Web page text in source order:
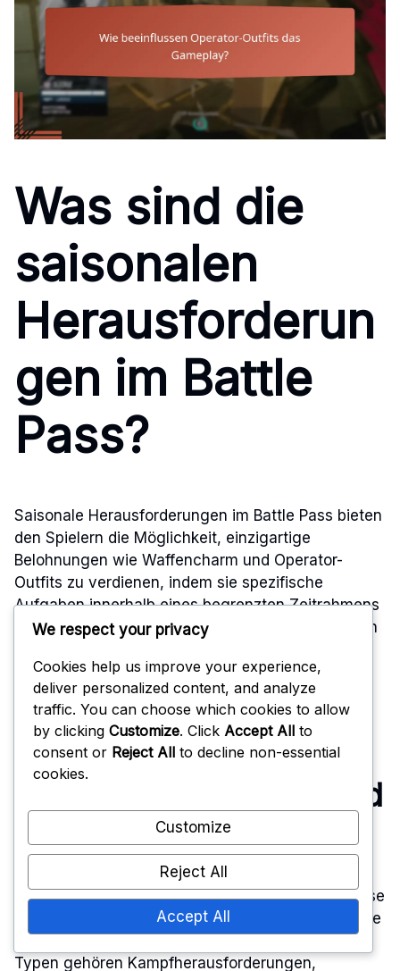
Was sind die
saisonalen
Herausforderun
gen im Battle
Pass?
Saisonale Herausforderungen im Battle Pass bieten
den Spielern die Möglichkeit, einzigartige
Belohnungen wie Waffencharm und Operator-
Outfits zu verdienen, indem sie spezifische
Aufgaben innerhalb eines begrenzten Zeitrahmens
abschließen. Diese Herausforderungen verbessern
sich mit verschiedenen Spielmechaniken und
Strategien auseinanderzusetzen.
Typen von
Herausforderungen und
Aufgaben
Saisonale Herausforderungen fallen typischerweise
in mehrere Kategorien, die jeweils unterschiedliche
Typen gehören Kampfherausforderungen,
We respect your privacy
Cookies help us improve your experience,
deliver personalized content, and analyze
traffic. You can choose which cookies to allow
by clicking Customize. Click Accept All to
consent or Reject All to decline non-essential
cookies.
Customize
Reject All
Accept All